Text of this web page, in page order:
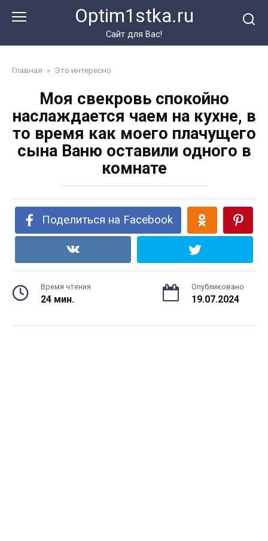
Optim1stka.ru
Сайт для Вас!
Главная » Это интересно
Моя свекровь спокойно
наслаждается чаем на кухне, в
то время как моего плачущего
сына Ваню оставили одного в
комнате
Поделиться на Facebook
Время чтения
24 мин.
Опубликовано
19.07.2024